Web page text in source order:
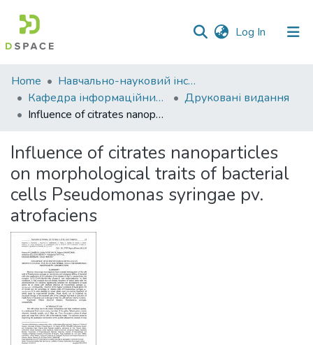
Log In (current)
Communities
&
Collections
Statistics
Home
Навчально-науковий інститут економіки, управління, права та інформаційних технологій
Кафедра інформаційних систем та технологій
Друковані видання
Influence of citrates nanoparticles on morphological traits of bacterial cells Pseudomonas syringae pv. atrofaciens
Influence of citrates nanoparticles
on morphological traits of bacterial
cells Pseudomonas syringae pv.
atrofaciens